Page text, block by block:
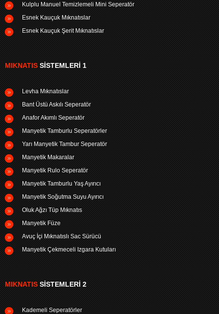
Kulplu Manuel Temizlemeli Mini Seperatör
Esnek Kauçuk Mıknatıslar
Esnek Kauçuk Şerit Mıknatıslar
MIKNATISSISTEMLERI 1
Levha Mıknatıslar
Bant Üstü Askılı Seperatör
Anafor Akımlı Seperatör
Manyetik Tamburlu Seperatörler
Yarı Manyetik Tambur Seperatör
Manyetik Makaralar
Manyetik Rulo Seperatör
Manyetik Tamburlu Yaş Ayırıcı
Manyetik Soğutma Suyu Ayırıcı
Oluk Ağzı Tüp Mıknatıs
Manyetik Füze
Avuç İçi Mıknatıslı Sac Sürücü
Manyetik Çekmeceli Izgara Kutuları
MIKNATISSISTEMLERI 2
Kademeli Seperatörler